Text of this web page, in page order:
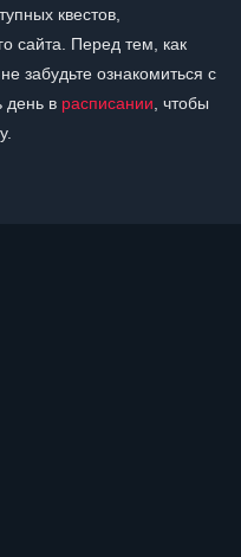
квестов,
сайта. Перед тем, как
забудьте ознакомиться с
день в расписании , чтобы